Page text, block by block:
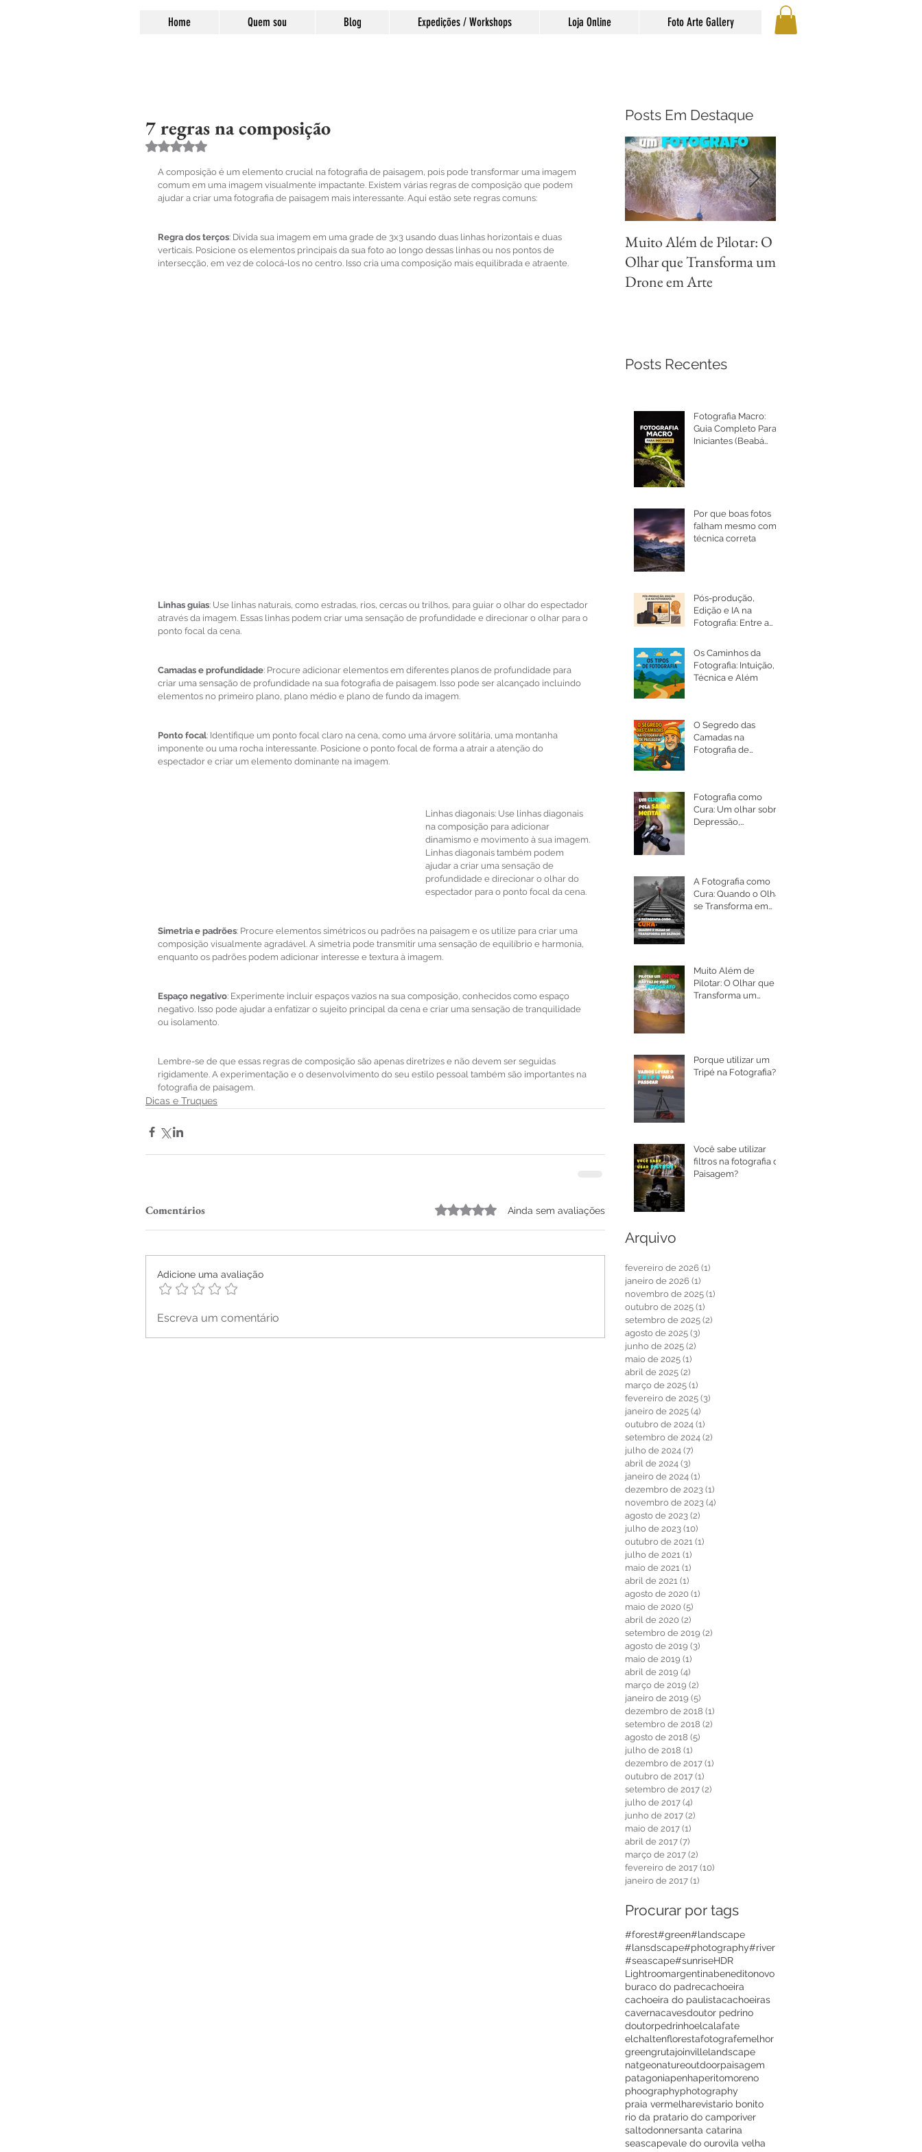
Home Quem sou Blog Expedições / Workshops Loja Online Foto Arte Gallery
7 regras na composição
Avaliado com NaN de 5 estrelas.
A composição é um elemento crucial na fotografia de paisagem, pois pode transformar uma imagem
comum em uma imagem visualmente impactante. Existem várias regras de composição que podem
ajudar a criar uma fotografia de paisagem mais interessante. Aqui estão sete regras comuns:
Regra dos terços: Divida sua imagem em uma grade de 3x3 usando duas linhas horizontais e duas
verticais. Posicione os elementos principais da sua foto ao longo dessas linhas ou nos pontos de
intersecção, em vez de colocá-los no centro. Isso cria uma composição mais equilibrada e atraente.
Linhas guias: Use linhas naturais, como estradas, rios, cercas ou trilhos, para guiar o olhar do espectador
através da imagem. Essas linhas podem criar uma sensação de profundidade e direcionar o olhar para o
ponto focal da cena.
Camadas e profundidade: Procure adicionar elementos em diferentes planos de profundidade para
criar uma sensação de profundidade na sua fotografia de paisagem. Isso pode ser alcançado incluindo
elementos no primeiro plano, plano médio e plano de fundo da imagem.
Ponto focal: Identifique um ponto focal claro na cena, como uma árvore solitária, uma montanha
imponente ou uma rocha interessante. Posicione o ponto focal de forma a atrair a atenção do
espectador e criar um elemento dominante na imagem.
Linhas diagonais: Use linhas diagonais
na composição para adicionar
dinamismo e movimento à sua imagem.
Linhas diagonais também podem
ajudar a criar uma sensação de
profundidade e direcionar o olhar do
espectador para o ponto focal da cena.
Simetria e padrões: Procure elementos simétricos ou padrões na paisagem e os utilize para criar uma
composição visualmente agradável. A simetria pode transmitir uma sensação de equilíbrio e harmonia,
enquanto os padrões podem adicionar interesse e textura à imagem.
Espaço negativo: Experimente incluir espaços vazios na sua composição, conhecidos como espaço
negativo. Isso pode ajudar a enfatizar o sujeito principal da cena e criar uma sensação de tranquilidade
ou isolamento.
Lembre-se de que essas regras de composição são apenas diretrizes e não devem ser seguidas
rigidamente. A experimentação e o desenvolvimento do seu estilo pessoal também são importantes na
fotografia de paisagem.
Dicas e Truques
Comentários Avaliado com 0 de 5 estrelas.Ainda sem avaliações
Adicione uma avaliação
Escreva um comentário
Posts Em Destaque
Muito Além de Pilotar: O
Olhar que Transforma um
Drone em Arte
Posts Recentes
Fotografia Macro:
Guia Completo Para
Iniciantes (Beabá
Por que boas fotos
falham mesmo com
técnica correta
Pós-produção,
Edição e IA na
Fotografia: Entre a
Intenção
Os Caminhos da
Fotografia: Intuição,
Técnica e Além
O Segredo das
Camadas na
Fotografia de
Fotografia como
Cura: Um olhar sobre
Depressão,
A Fotografia como
Cura: Quando o Olhar
se Transforma em
Muito Além de
Pilotar: O Olhar que
Transforma um
Porque utilizar um
Tripé na Fotografia?
Você sabe utilizar
filtros na fotografia de
Paisagem?
Arquivo
fevereiro de 2026 (1)
janeiro de 2026 (1)
novembro de 2025 (1)
outubro de 2025 (1)
setembro de 2025 (2)
agosto de 2025 (3)
junho de 2025 (2)
maio de 2025 (1)
abril de 2025 (2)
março de 2025 (1)
fevereiro de 2025 (3)
janeiro de 2025 (4)
outubro de 2024 (1)
setembro de 2024 (2)
julho de 2024 (7)
abril de 2024 (3)
janeiro de 2024 (1)
dezembro de 2023 (1)
novembro de 2023 (4)
agosto de 2023 (2)
julho de 2023 (10)
outubro de 2021 (1)
julho de 2021 (1)
maio de 2021 (1)
abril de 2021 (1)
agosto de 2020 (1)
maio de 2020 (5)
abril de 2020 (2)
setembro de 2019 (2)
agosto de 2019 (3)
maio de 2019 (1)
abril de 2019 (4)
março de 2019 (2)
janeiro de 2019 (5)
dezembro de 2018 (1)
setembro de 2018 (2)
agosto de 2018 (5)
julho de 2018 (1)
dezembro de 2017 (1)
outubro de 2017 (1)
setembro de 2017 (2)
julho de 2017 (4)
junho de 2017 (2)
maio de 2017 (1)
abril de 2017 (7)
março de 2017 (2)
fevereiro de 2017 (10)
janeiro de 2017 (1)
Procurar por tags
#forest#green#landscape
#lansdscape#photography#river
#seascape#sunriseHDR
Lightroomargentinabeneditonovo
buraco do padrecachoeira
cachoeira do paulistacachoeiras
cavernacavesdoutor pedrino
doutorpedrinhoelcalafate
elchaltenflorestafotografemelhor
greengrutajoinvillelandscape
natgeonatureoutdoorpaisagem
patagoniapenhaperitomoreno
phoographyphotography
praia vermelharevistario bonito
rio da pratario do camporiver
saltodonnersanta catarina
seascapevale do ourovila velha